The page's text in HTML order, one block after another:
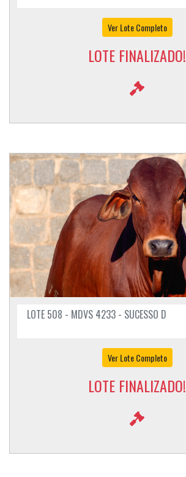
Ver Lote Completo
LOTE FINALIZADO!
LOTE 508 - MDVS 4233 - SUCESSO D
Ver Lote Completo
LOTE FINALIZADO!